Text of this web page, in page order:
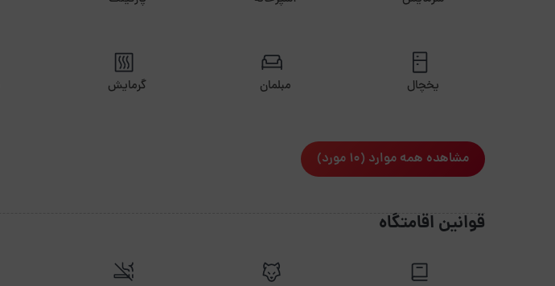
فاصله تا راه آهن 40 دقیقه
یخچال مبلمان گرمایش
مشاهده همه موارد (10 مورد)
قوانین اقامتگاه